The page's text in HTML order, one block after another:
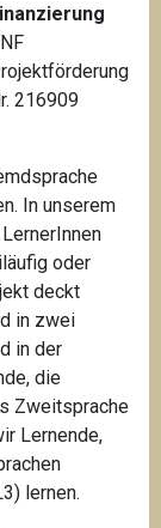
216909
In unserem
oder
deckt
in zwei
in der
die
Zweitsprache
Lernende,
lernen.